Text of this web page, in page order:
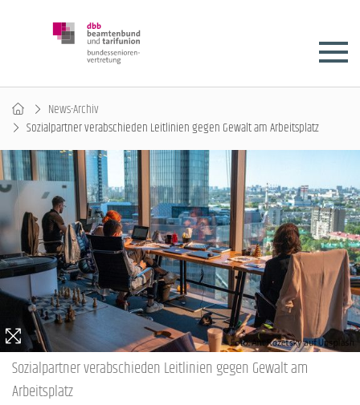
News-Archiv
Sozialpartner verabschieden Leitlinien gegen Gewalt am Arbeitsplatz
Sozialpartner verabschieden Leitlinien gegen Gewalt am
Arbeitsplatz